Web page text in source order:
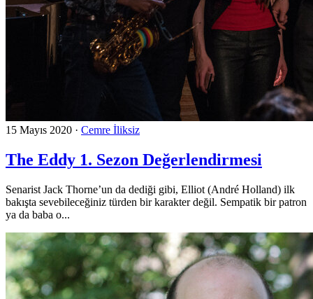
15 Mayıs 2020 · Cemre İliksiz
The Eddy 1. Sezon Değerlendirmesi
Senarist Jack Thorne’un da dediği gibi, Elliot (André Holland) ilk
bakışta sevebileceğiniz türden bir karakter değil. Sempatik bir patron
ya da baba o...